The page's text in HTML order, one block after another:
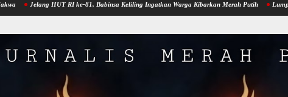
Jelang HUT RI ke-81, Babinsa Keliling Ingatkan Warga Kibarkan Merah Putih Lumpur